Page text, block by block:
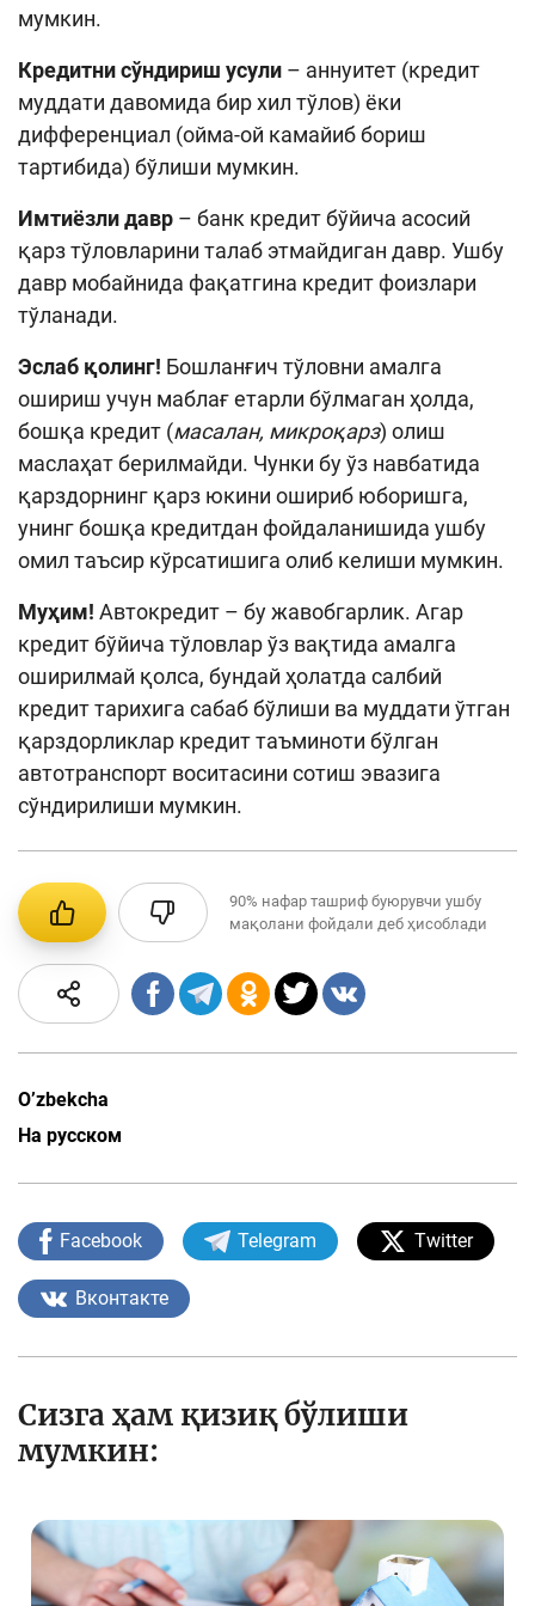
мумкин.
Кредитни сўндириш усули – аннуитет (кредит
муддати давомида бир хил тўлов) ёки
дифференциал (ойма-ой камайиб бориш
тартибида) бўлиши мумкин.
Имтиёзли давр – банк кредит бўйича асосий
қарз тўловларини талаб этмайдиган давр. Ушбу
давр мобайнида фақатгина кредит фоизлари
тўланади.
Эслаб қолинг! Бошланғич тўловни амалга
ошириш учун маблағ етарли бўлмаган ҳолда,
бошқа кредит (масалан, микроқарз) олиш
маслаҳат берилмайди. Чунки бу ўз навбатида
қарздорнинг қарз юкини ошириб юборишга,
унинг бошқа кредитдан фойдаланишида ушбу
омил таъсир кўрсатишига олиб келиши мумкин.
Муҳим! Автокредит – бу жавобгарлик. Агар
кредит бўйича тўловлар ўз вақтида амалга
оширилмай қолса, бундай ҳолатда салбий
кредит тарихига сабаб бўлиши ва муддати ўтган
қарздорликлар кредит таъминоти бўлган
автотранспорт воситасини сотиш эвазига
сўндирилиши мумкин.
90% нафар ташриф буюрувчи ушбу
мақолани фойдали деб ҳисоблади
O’zbekcha
На русском
Facebook Telegram Twitter
Вконтакте
Сизга ҳам қизиқ бўлиши
мумкин: